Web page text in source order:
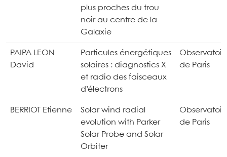
plus proches du trou
noir au centre de la
Galaxie
PAIPA LEON
David
Particules énergétiques
solaires : diagnostics X
et radio des faisceaux
d’électrons
de Paris
BERRIOT Etienne
Solar wind radial
evolution with Parker
Solar Probe and Solar
Orbiter
de Paris